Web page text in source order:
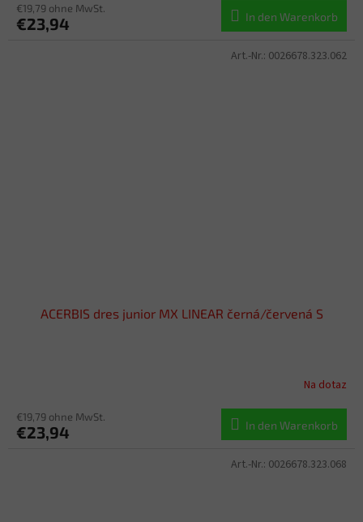
€19,79 ohne MwSt.
€23,94 In den Warenkorb
ACERBIS dres junior MX LINEAR černá/červená S
Na dotaz
€19,79 ohne MwSt.
€23,94 In den Warenkorb
Art.-Nr.: 0026678.323.062
Art.-Nr.: 0026678.323.068